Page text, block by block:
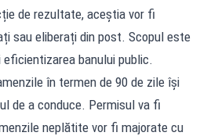
de rezultate, aceștia vor fi
sau eliberați din post. Scopul este
banului public.
în termen de 90 de zile își
de a conduce. Permisul va fi
neplătite vor fi majorate cu